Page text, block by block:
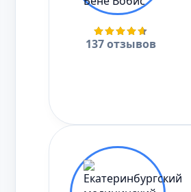
137 отзывов